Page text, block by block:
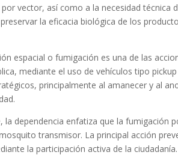
vector, así como a la necesidad técnica
la eficacia biológica de los
espacial o fumigación es una de las
mediante el uso de vehículos tipo
principalmente al amanecer y al
la dependencia enfatiza que la fumigación
transmisor. La principal acción
la participación activa de la ciudadanía.